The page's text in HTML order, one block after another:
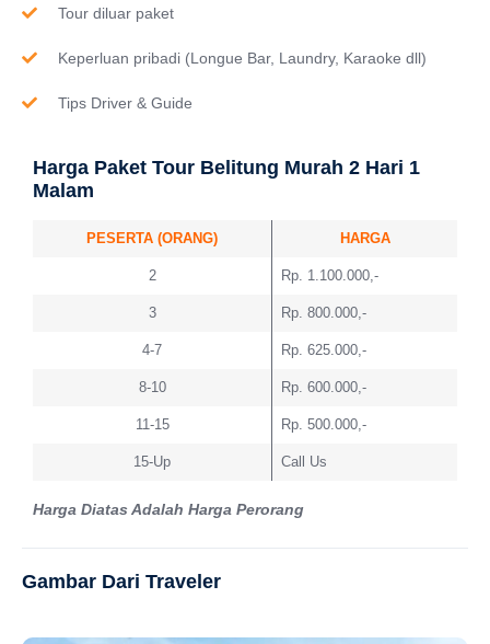
Tour diluar paket
Keperluan pribadi (Longue Bar, Laundry, Karaoke dll)
Tips Driver & Guide
Harga Paket Tour Belitung Murah 2 Hari 1
Malam
PESERTA (ORANG) HARGA
2 Rp. 1.100.000,-
3 Rp. 800.000,-
4-7 Rp. 625.000,-
8-10 Rp. 600.000,-
11-15 Rp. 500.000,-
15-Up Call Us
Harga Diatas Adalah Harga Perorang
Gambar Dari Traveler